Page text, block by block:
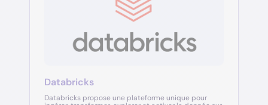
Databricks
Databricks propose une plateforme unique pour